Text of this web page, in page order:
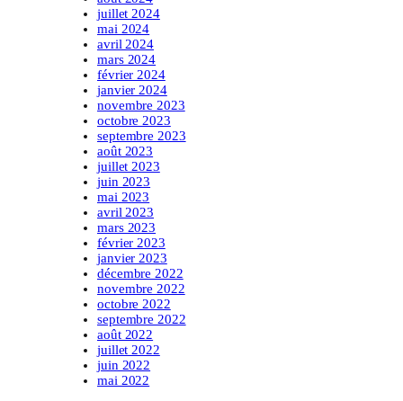
juillet 2024
mai 2024
avril 2024
mars 2024
février 2024
janvier 2024
novembre 2023
octobre 2023
septembre 2023
août 2023
juillet 2023
juin 2023
mai 2023
avril 2023
mars 2023
février 2023
janvier 2023
décembre 2022
novembre 2022
octobre 2022
septembre 2022
août 2022
juillet 2022
juin 2022
mai 2022